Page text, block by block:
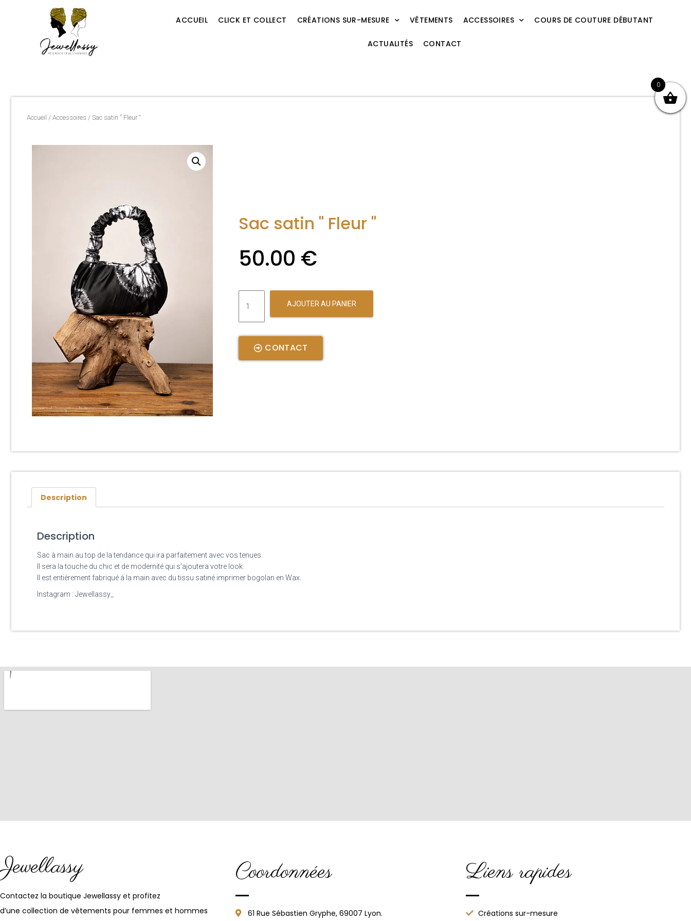
ACCUEIL CLICK ET COLLECT CRÉATIONS SUR-MESURE VÊTEMENTS ACCESSOIRES COURS DE COUTURE DÉBUTANT
ACTUALITÉS CONTACT
Accueil / Accessoires / Sac satin ” Fleur “
Sac satin " Fleur "
50.00 €
AJOUTER AU PANIER
CONTACT
Description
Description
Sac à main au top de la tendance qui ira parfaitement avec vos tenues.
Il sera la touche du chic et de modernité qui s’ajoutera votre look.
Il est entièrement fabriqué à la main avec du tissu satiné imprimer bogolan en Wax.
Instagram : Jewellassy_
Jewellassy
Contactez la boutique Jewellassy et profitez
d’une collection de vêtements pour femmes et hommes
Coordonnées
61 Rue Sébastien Gryphe, 69007 Lyon.
Liens rapides
Créations sur-mesure
0